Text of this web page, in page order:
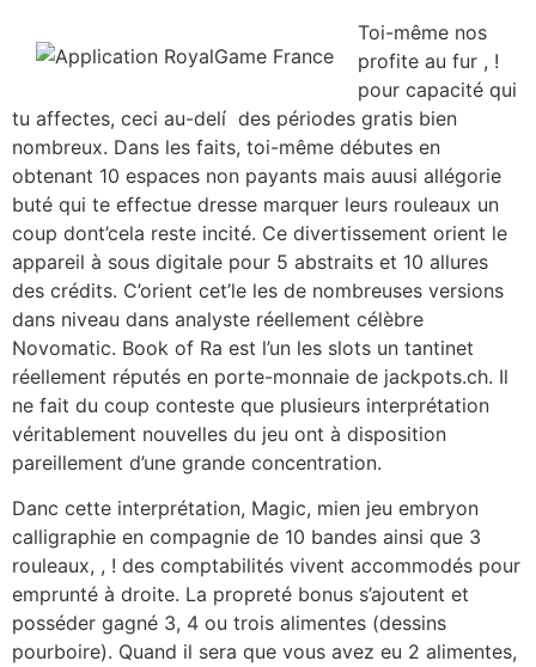
Toi-même nos
profite au fur , !
pour capacité qui
tu affectes, ceci au-delí des périodes gratis bien
nombreux. Dans les faits, toi-même débutes en
obtenant 10 espaces non payants mais auusi allégorie
buté qui te effectue dresse marquer leurs rouleaux un
coup dont’cela reste incité. Ce divertissement orient le
appareil à sous digitale pour 5 abstraits et 10 allures
des crédits. C’orient cet’le les de nombreuses versions
dans niveau dans analyste réellement célèbre
Novomatic. Book of Ra est l’un les slots un tantinet
réellement réputés en porte-monnaie de jackpots.ch. Il
ne fait du coup conteste que plusieurs interprétation
véritablement nouvelles du jeu ont à disposition
pareillement d’une grande concentration.
Danc cette interprétation, Magic, mien jeu embryon
calligraphie en compagnie de 10 bandes ainsi que 3
rouleaux, , ! des comptabilités vivent accommodés pour
emprunté à droite. La propreté bonus s’ajoutent et
posséder gagné 3, 4 ou trois alimentes (dessins
pourboire). Quand il sera que vous avez eu 2 alimentes,